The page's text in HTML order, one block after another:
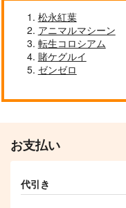
クリルボードC
ツクルノモリ
2,200 円（税込）
サンプル
作品詳細
松永紅葉
アニマルマシーン
転生コロシアム
賭ケグルイ
ゼンゼロ
お支払い
代引き